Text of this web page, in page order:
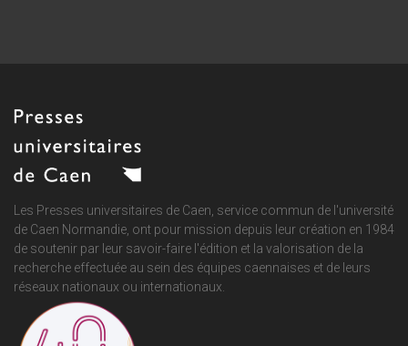
Les Presses universitaires de Caen, service commun de l'université
de Caen Normandie , ont pour mission depuis leur création en 1984
de soutenir par leur savoir-faire l'édition et la valorisation de la
recherche effectuée au sein des équipes caennaises et de leurs
réseaux nationaux ou internationaux.